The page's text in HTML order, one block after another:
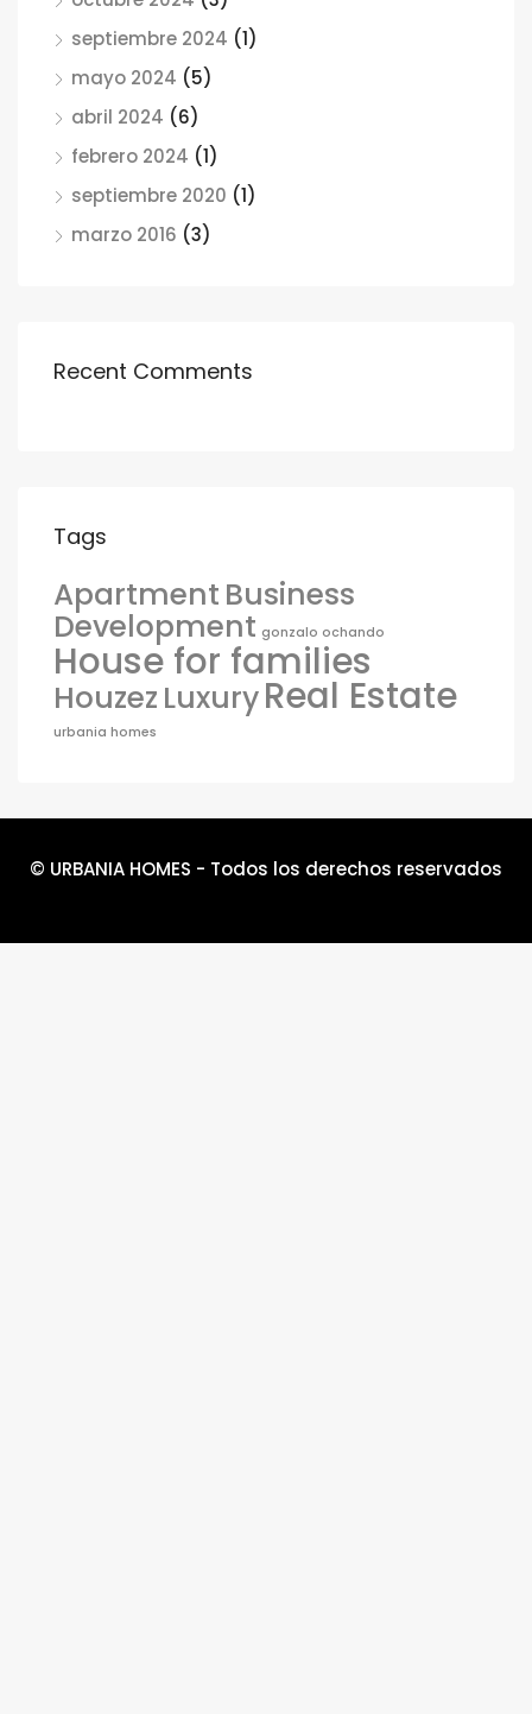
septiembre 2024 (1)
mayo 2024 (5)
abril 2024 (6)
febrero 2024 (1)
septiembre 2020 (1)
marzo 2016 (3)
Recent Comments
Tags
Apartment Business
Development gonzalo ochando
House for families
Houzez LuxuryReal Estate
urbania homes
© URBANIA HOMES - Todos los derechos reservados